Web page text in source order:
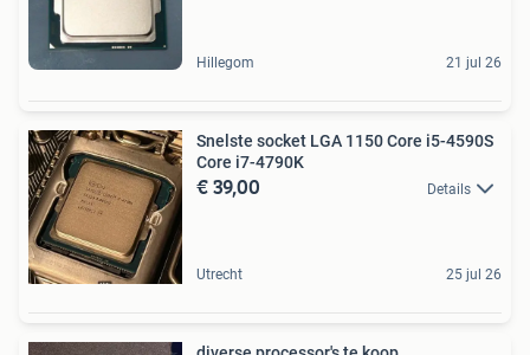
Hillegom 21 jul 26
Snelste socket LGA 1150 Core i5-4590S
Core i7-4790K
€ 39,00 Details
Utrecht 25 jul 26